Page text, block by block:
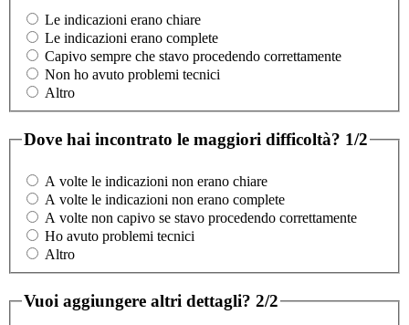
Le indicazioni erano chiare
Le indicazioni erano complete
Capivo sempre che stavo procedendo correttamente
Non ho avuto problemi tecnici
Altro
Dove hai incontrato le maggiori difficoltà? 1/2
A volte le indicazioni non erano chiare
A volte le indicazioni non erano complete
A volte non capivo se stavo procedendo correttamente
Ho avuto problemi tecnici
Altro
Vuoi aggiungere altri dettagli? 2/2